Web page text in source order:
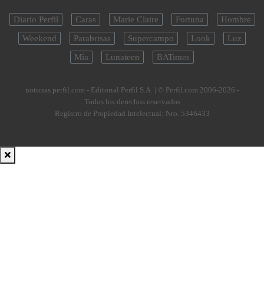
Diario Perfil Caras Marie Claire Fortuna
Hombre
Weekend
Parabrisas Supercampo Look
Luz
Mía
Lunateen BATimes
noticias.perfil.com - Editorial Perfil S.A. | © Perfil.com 2006-2026 -
Todos los derechos reservados
Registro de Propiedad Intelectual: Nro. 5346433